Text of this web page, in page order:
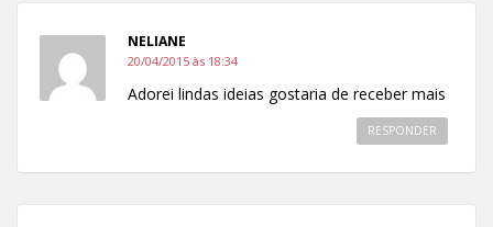
NELIANE
20/04/2015 às 18:34
Adorei lindas ideias gostaria de receber mais
RESPONDER